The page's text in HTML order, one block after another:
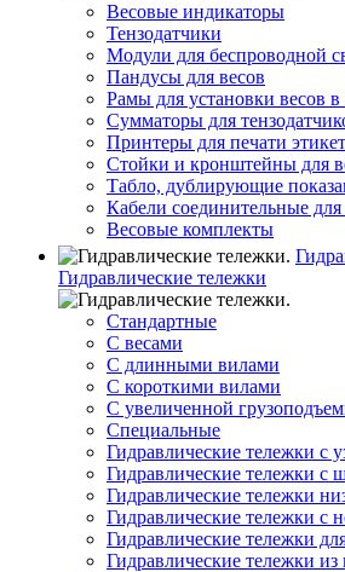
Весовые индикаторы
Тензодатчики
Модули для беспроводной
Пандусы для весов
Рамы для установки весов
Сумматоры для
Принтеры для печати
Стойки и кронштейны для
Табло, дублирующие
Кабели соединительные для
Весовые комплекты
Гидравлические тележки
Стандартные
С весами
С длинными вилами
С короткими вилами
С увеличенной
Специальные
Гидравлические тележки с
Гидравлические тележки с
Гидравлические тележки
Гидравлические тележки
Гидравлические тележки
Гидравлические тележки